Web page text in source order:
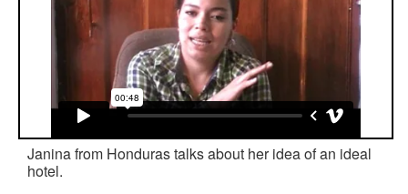
Janina from Honduras talks about her idea of an ideal
hotel.